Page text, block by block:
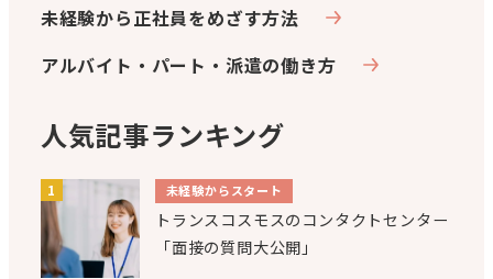
未経験から正社員をめざす方法
アルバイト・パート・派遣の働き方
人気記事ランキング
未経験からスタート
トランスコスモスのコンタクトセンター
「面接の質問大公開」